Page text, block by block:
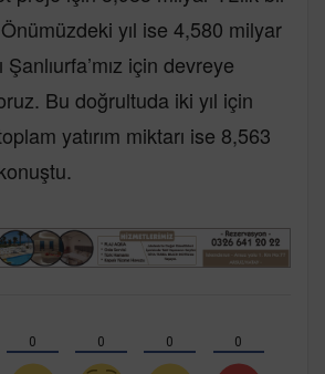
Önümüzdeki yıl ise 4,580 milyar
Şanlıurfa’mız için devreye
Bu doğrultuda iki yıl için
yatırım miktarı ise 8,563
0 0 0 0